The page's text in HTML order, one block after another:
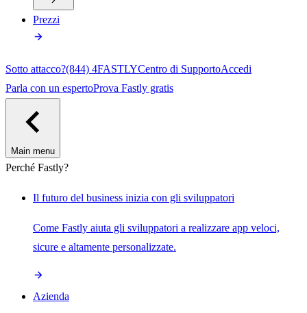
Prezzi
Sotto attacco?(844) 4FASTLYCentro di SupportoAccedi
Parla con un espertoProva Fastly gratis
Main menu
Perché Fastly?
Il futuro del business inizia con gli sviluppatori
Come Fastly aiuta gli sviluppatori a realizzare app veloci,
sicure e altamente personalizzate.
Azienda